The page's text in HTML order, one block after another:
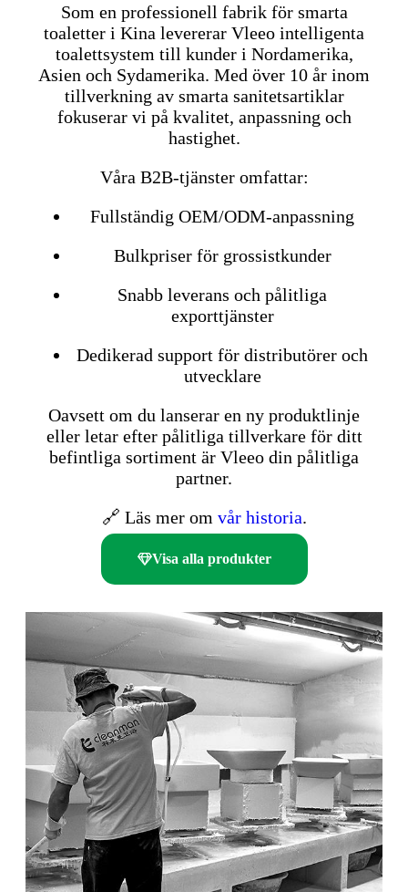
Som en professionell fabrik för smarta
toaletter i Kina levererar Vleeo intelligenta
toalettsystem till kunder i Nordamerika,
Asien och Sydamerika. Med över 10 år inom
tillverkning av smarta sanitetsartiklar
fokuserar vi på kvalitet, anpassning och
hastighet.
Våra B2B-tjänster omfattar:
Fullständig OEM/ODM-anpassning
Bulkpriser för grossistkunder
Snabb leverans och pålitliga
exporttjänster
Dedikerad support för distributörer och
utvecklare
Oavsett om du lanserar en ny produktlinje
eller letar efter pålitliga tillverkare för ditt
befintliga sortiment är Vleeo din pålitliga
partner.
🔗 Läs mer om vår historia.
Visa alla produkter